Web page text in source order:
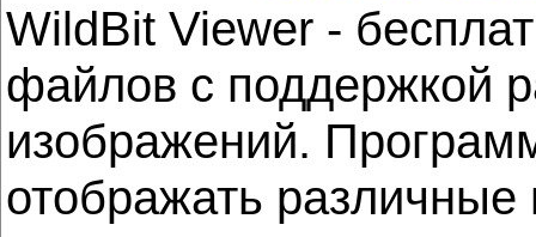
WildBit Viewer -
файлов с поддержкой
изображений.
отображать